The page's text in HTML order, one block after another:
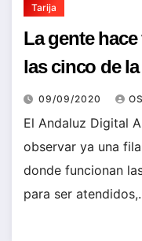
Tarija
La gente
las cinco de
09/09/2020
El Andaluz Digital
observar ya una
donde funcionan
para ser